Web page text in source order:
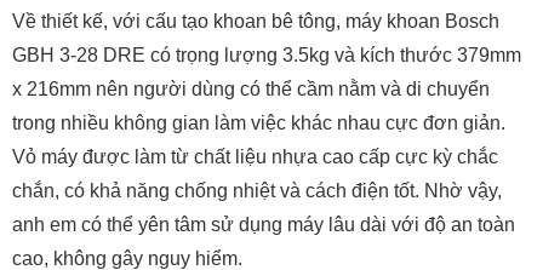
Về thiết kế, với cấu tạo khoan bê tông, máy khoan Bosch
GBH 3-28 DRE có trọng lượng 3.5kg và kích thước 379mm
x 216mm nên người dùng có thể cầm nằm và di chuyển
trong nhiều không gian làm việc khác nhau cực đơn giản.
Vỏ máy được làm từ chất liệu nhựa cao cấp cực kỳ chắc
chắn, có khả năng chống nhiệt và cách điện tốt. Nhờ vậy,
anh em có thể yên tâm sử dụng máy lâu dài với độ an toàn
cao, không gây nguy hiểm.